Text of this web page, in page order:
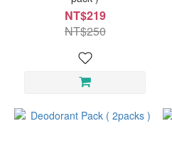
NT$219
NT$250